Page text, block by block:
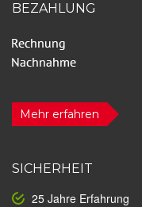
BEZAHLUNG
Mehr erfahren
SICHERHEIT
25 Jahre Erfahrung